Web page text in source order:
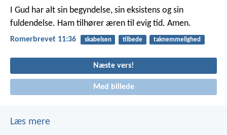
I Gud har alt sin begyndelse, sin eksistens og sin
fuldendelse. Ham tilhører æren til evig tid. Amen.
Romerbrevet 11:36 skabelsen tilbede taknemmelighed
Næste vers!
Med billede
Læs mere